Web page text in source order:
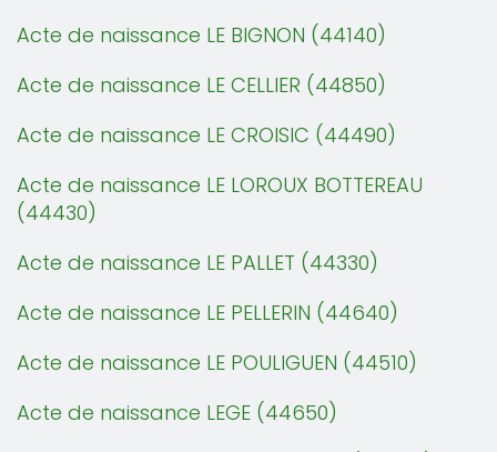
Acte de naissance LE BIGNON (44140)
Acte de naissance LE CELLIER (44850)
Acte de naissance LE CROISIC (44490)
Acte de naissance LE LOROUX BOTTEREAU
(44430)
Acte de naissance LE PALLET (44330)
Acte de naissance LE PELLERIN (44640)
Acte de naissance LE POULIGUEN (44510)
Acte de naissance LEGE (44650)